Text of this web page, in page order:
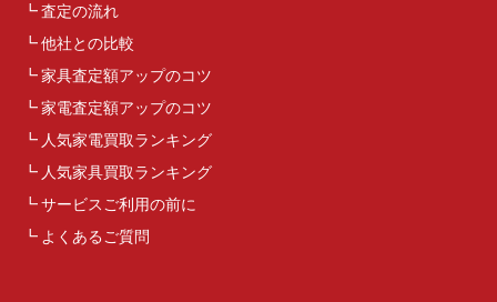
査定の流れ
他社との比較
家具査定額アップのコツ
家電査定額アップのコツ
人気家電買取ランキング
人気家具買取ランキング
サービスご利用の前に
よくあるご質問